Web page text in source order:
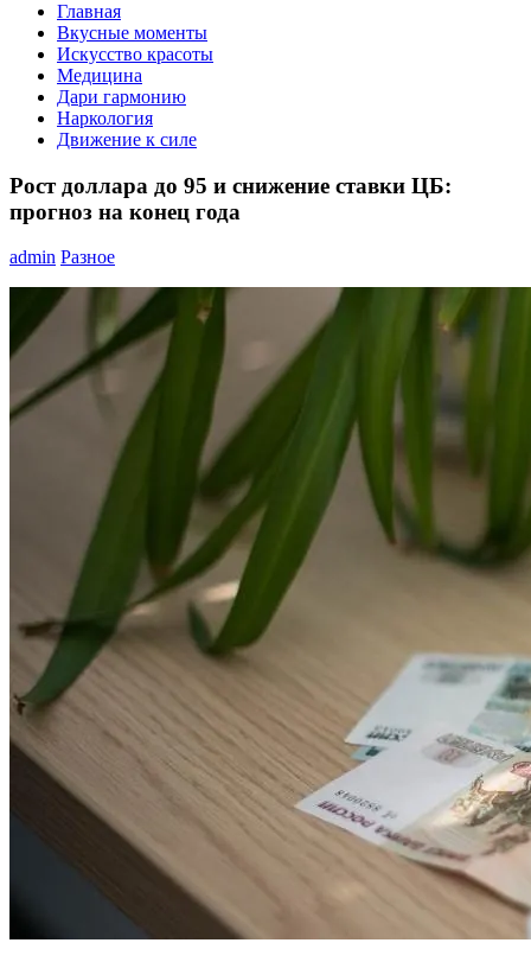
Главная
Вкусные моменты
Искусство красоты
Медицина
Дари гармонию
Наркология
Движение к силе
Рост доллара до 95 и снижение ставки ЦБ:
прогноз на конец года
admin Разное